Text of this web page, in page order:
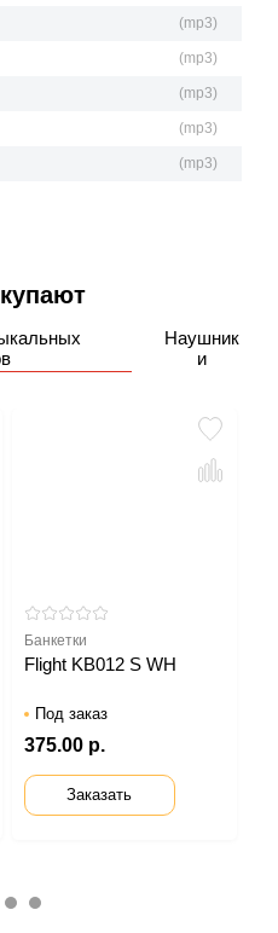
(mp3)
(mp3)
(mp3)
(mp3)
(mp3)
Наушник
и
Банкетки
Flight KB012 S WH
Под заказ
375.00 р.
Заказать
2 3